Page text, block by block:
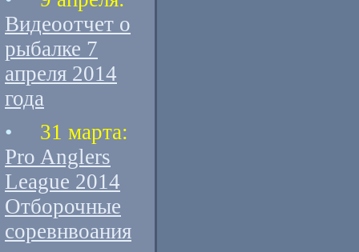
Видеоотчет о
рыбалке 7
апреля 2014
года
• 31 марта:
Pro Anglers
League 2014
Отборочные
соревнвоания